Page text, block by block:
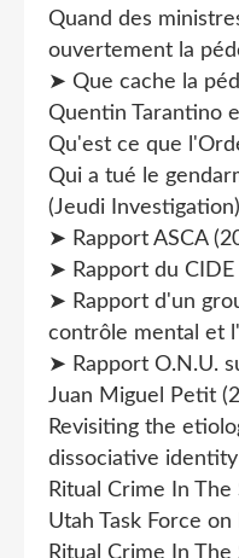
Quand des
ouvertement la
➤ Que cache la
Quentin Tarantino
Qu'est ce que
Qui a tué le
(Jeudi Investigation)
➤ Rapport ASCA
➤ Rapport du
➤ Rapport d'un
contrôle mental et
➤ Rapport O.N.U.
Juan Miguel Petit
Revisiting the
dissociative
Ritual Crime In
Utah Task Force on
Ritual Crime In